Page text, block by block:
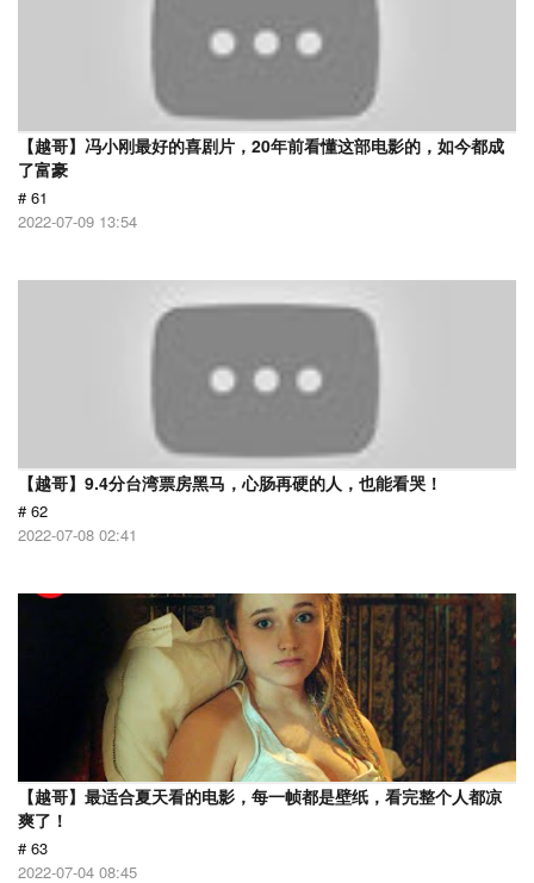
【越哥】冯小刚最好的喜剧片，20年前看懂这部电影的，如今都成
了富豪
# 61
2022-07-09 13:54
【越哥】9.4分台湾票房黑马，心肠再硬的人，也能看哭！
# 62
2022-07-08 02:41
【越哥】最适合夏天看的电影，每一帧都是壁纸，看完整个人都凉
爽了！
# 63
2022-07-04 08:45